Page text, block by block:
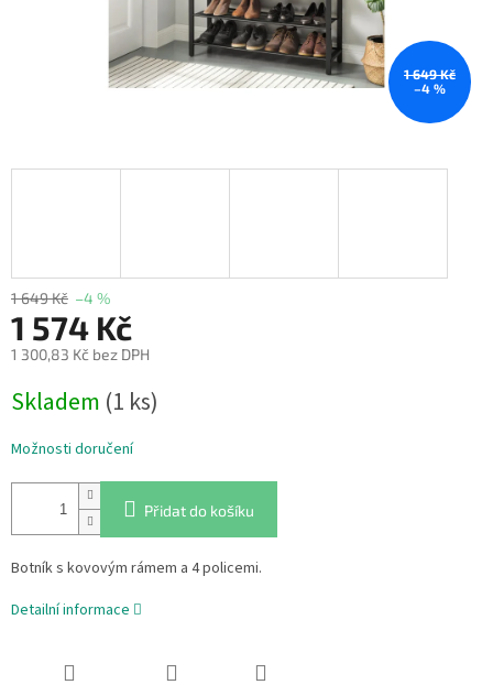
1 649 Kč
–4 %
1 649 Kč –4 %
1 574 Kč
1 300,83 Kč bez DPH
cena:
Skladem (1 ks)
Možnosti doručení
Přidat do košíku
Botník s kovovým rámem a 4 policemi.
Detailní informace